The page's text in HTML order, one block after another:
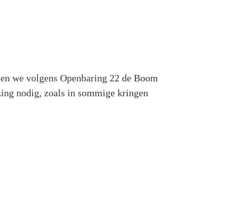
we volgens Openbaring 22 de Boom
nodig, zoals in sommige kringen